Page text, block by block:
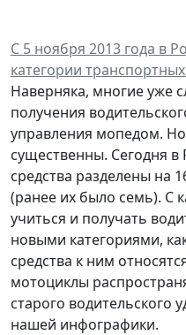
С 5 ноября 2013 года в
категории
Наверняка, многие уже
получения
управления мопедом.
существенны. Сегодня
средства разделены на
(ранее их было семь). С
учиться и получать
новыми категориями,
средства к ним
мотоциклы
старого водительского
нашей инфографики.